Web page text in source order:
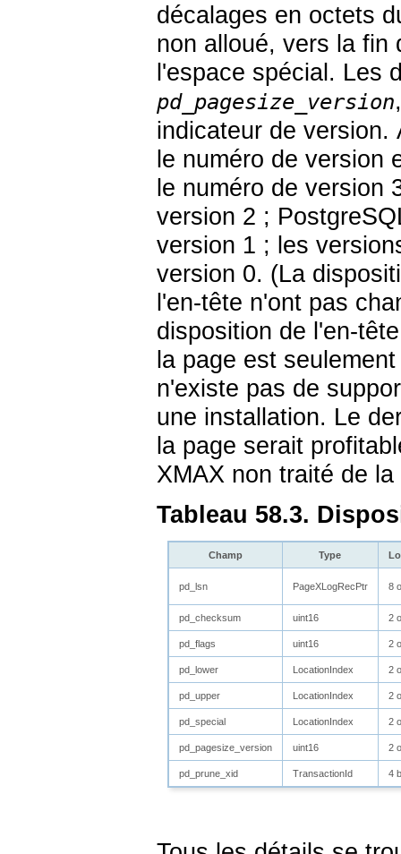
décalages en octets
non alloué, vers la fin
l'espace spécial. Les
pd_pagesize_version
indicateur de
le numéro de version
le numéro de version
version 2 ;
version 1 ; les
version 0. (La
l'en-tête n'ont pas
disposition de l'en-
la page est
n'existe pas de
une installation. Le
la page serait
XMAX non traité de la
Tableau 58.3.
Champ Type
pd_lsn PageXLogRecPtr 8
pd_checksum uint16 2
pd_flags uint16 2
pd_lower LocationIndex 2
pd_upper LocationIndex 2
pd_special LocationIndex 2
pd_pagesize_version uint16 2
pd_prune_xid TransactionId 4